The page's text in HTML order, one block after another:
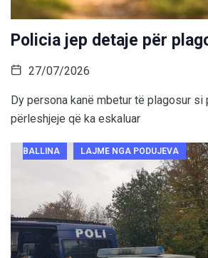
Policia jep detaje për
27/07/2026
Dy persona kanë mbetur të plagosur si
përleshjeje që ka eskaluar
BALLINA LAJME NGA PODUJEVA